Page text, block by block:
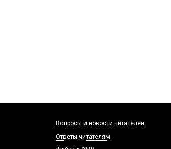
Вопросы и новости читателей
Ответы читателям